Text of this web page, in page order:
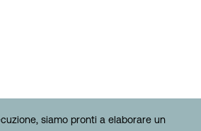
siamo pronti a elaborare un